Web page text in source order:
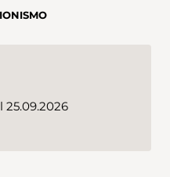
25.09.2026